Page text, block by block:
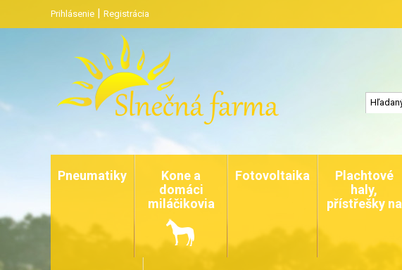
Prihlásenie | Registrácia
Pneumatiky
Kone a
domáci
miláčikovia
Fotovoltaika
Plachtové
haly,
přístřešky na